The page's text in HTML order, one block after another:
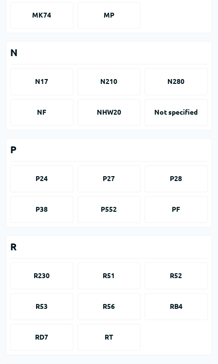
MK74 MP
N
N17 N210 N280
NF NHW20 Not specified
P
P24 P27 P28
P38 P552 PF
R
R230 R51 R52
R53 R56 RB4
RD7 RT